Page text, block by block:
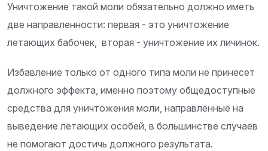
Уничтожение такой моли обязательно должно иметь
две направленности: первая - это уничтожение
летающих бабочек, вторая - уничтожение их личинок.
Избавление только от одного типа моли не принесет
должного эффекта, именно поэтому общедоступные
средства для уничтожения моли, направленные на
выведение летающих особей, в большинстве случаев
не помогают достичь должного результата.